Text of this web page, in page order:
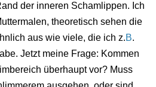
der inneren Schamlippen. Ich
theoretisch sehen die
aus wie viele, die ich z.B.
Jetzt meine Frage: Kommen
überhaupt vor? Muss